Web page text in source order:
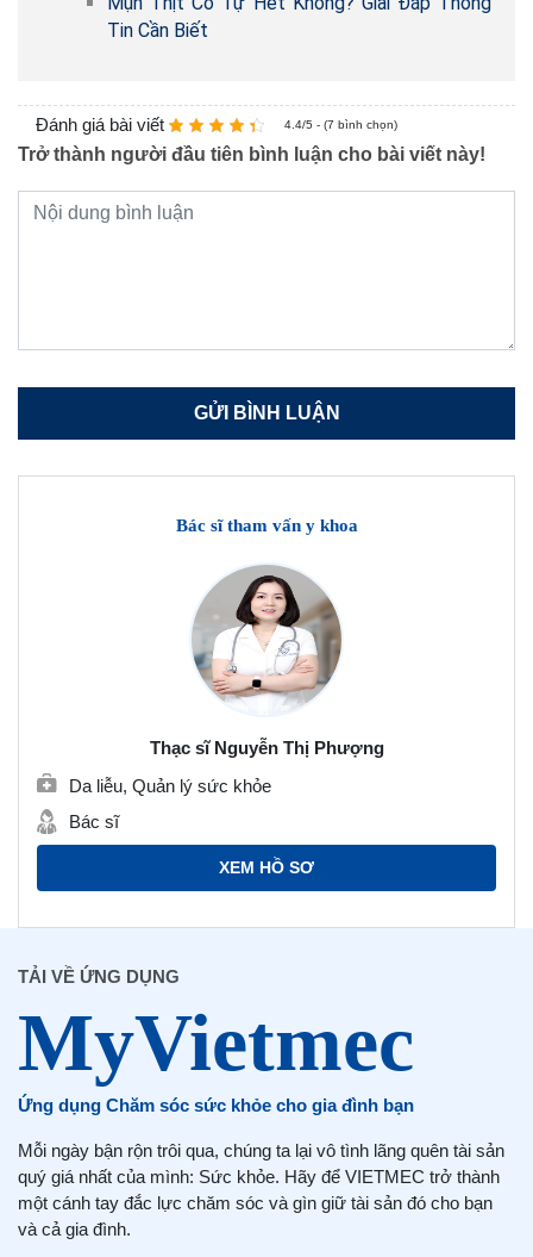
Tin Cần Biết
Đánh giá bài viết 4.4/5 - (7 bình chọn)
Trở thành người đầu tiên bình luận cho bài viết này!
Bác sĩ tham vấn y khoa
Thạc sĩ Nguyễn Thị Phượng
Da liễu, Quản lý sức khỏe
Bác sĩ
XEM HỒ SƠ
TẢI VỀ ỨNG DỤNG
Ứng dụng Chăm sóc sức khỏe cho gia đình bạn
Mỗi ngày bận rộn trôi qua, chúng ta lại vô tình lãng quên tài sản
quý giá nhất của mình: Sức khỏe. Hãy để VIETMEC trở thành
một cánh tay đắc lực chăm sóc và gìn giữ tài sản đó cho bạn
và cả gia đình.